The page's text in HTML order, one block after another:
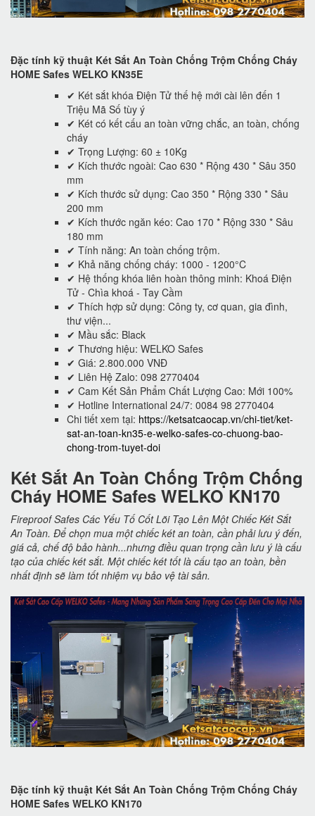
Đặc tính kỹ thuật Két Sắt An Toàn Chống Trộm Chống Cháy
HOME Safes WELKO KN35E
✔ Két sắt khóa Điện Tử thế hệ mới cài lên đến 1
Triệu Mã Số tùy ý
✔ Két có kết cấu an toàn vững chắc, an toàn, chống
cháy
✔ Trọng Lượng: 60 ± 10Kg
✔ Kích thước ngoài: Cao 630 * Rộng 430 * Sâu 350
mm
✔ Kích thước sử dụng: Cao 350 * Rộng 330 * Sâu
200 mm
✔ Kích thước ngăn kéo: Cao 170 * Rộng 330 * Sâu
180 mm
✔ Tính năng: An toàn chống trộm.
✔ Khả năng chống cháy: 1000 - 1200°C
✔ Hệ thống khóa liên hoàn thông minh: Khoá Điện
Tử - Chìa khoá - Tay Cầm
✔ Thích hợp sử dụng: Công ty, cơ quan, gia đình,
thư viện...
✔ Mầu sắc: Black
✔ Thương hiệu: WELKO Safes
✔ Giá: 2.800.000 VNĐ
✔ Liên Hệ Zalo: 098 2770404
✔ Cam Kết Sản Phẩm Chất Lượng Cao: Mới 100%
✔ Hotline International 24/7: 0084 98 2770404
Chi tiết xem tại: https://ketsatcaocap.vn/chi-tiet/ket-
sat-an-toan-kn35-e-welko-safes-co-chuong-bao-
chong-trom-tuyet-doi
Két Sắt An Toàn Chống Trộm Chống
Cháy HOME Safes WELKO KN170
Fireproof Safes Các Yếu Tố Cốt Lõi Tạo Lên Một Chiếc Két Sắt
An Toàn. Để chọn mua một chiếc két an toàn, cần phải lưu ý đến,
giá cả, chế độ bảo hành...nhưng điều quan trọng cần lưu ý là cấu
tạo của chiếc két sắt. Một chiếc két tốt là cấu tạo an toàn, bền
nhất định sẽ làm tốt nhiệm vụ bảo vệ tài sản.
Đặc tính kỹ thuật Két Sắt An Toàn Chống Trộm Chống Cháy
HOME Safes WELKO KN170